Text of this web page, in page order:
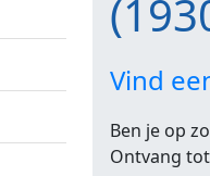
Vind
Ben je op
Ontvang